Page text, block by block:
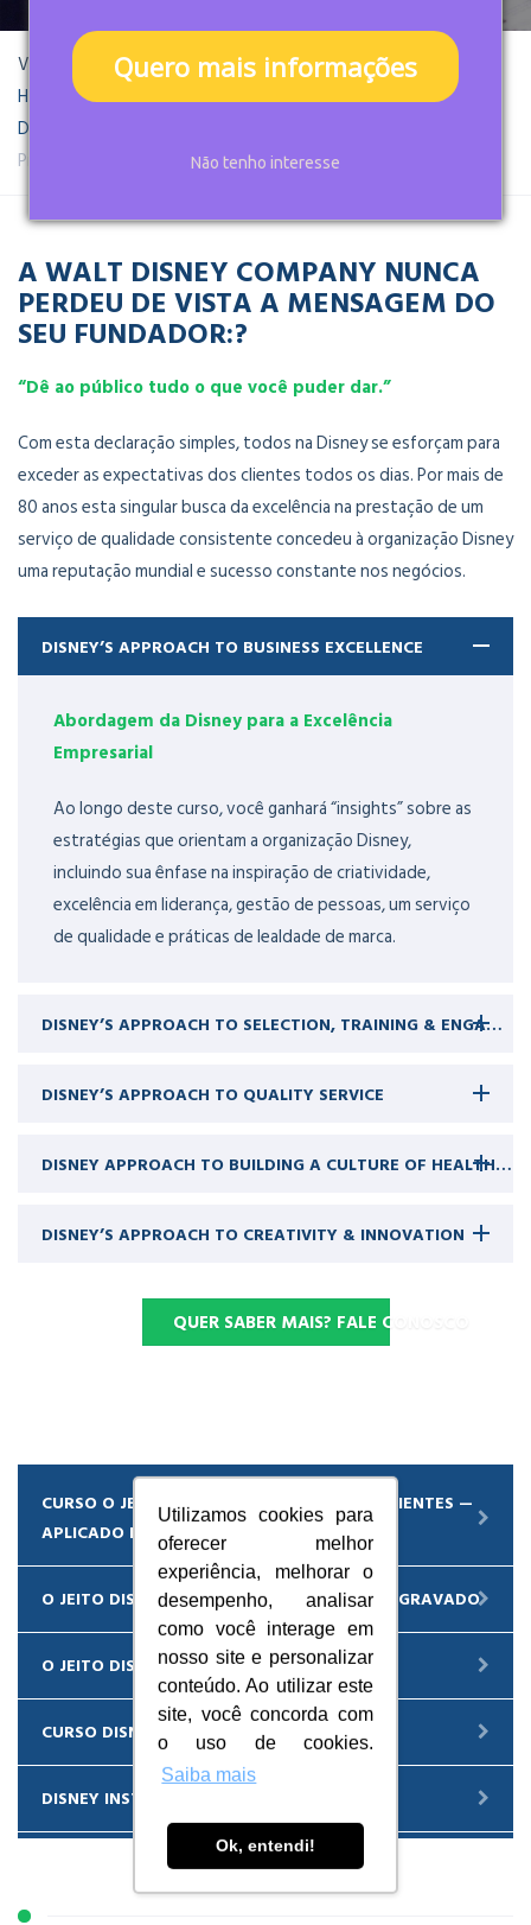
Quero mais informações
Não tenho interesse
Utilizamos cookies para
oferecer melhor
experiência, melhorar o
desempenho, analisar
como você interage em
nosso site e personalizar
conteúdo. Ao utilizar este
site, você concorda com
o uso de cookies.
Saiba mais
Ok, entendi!
Você está aqui:
Home
Escola Nacional de Qualidade de Serviços
Disney Institute no Brasil
Programas Disney Institute no Brasil
A WALT DISNEY COMPANY NUNCA
PERDEU DE VISTA A MENSAGEM DO
SEU FUNDADOR:?
“Dê ao público tudo o que você puder dar.”
Com esta declaração simples, todos na Disney se esforçam para
exceder as expectativas dos clientes todos os dias. Por mais de
80 anos esta singular busca da excelência na prestação de um
serviço de qualidade consistente concedeu à organização Disney
uma reputação mundial e sucesso constante nos negócios.
DISNEY’S APPROACH TO BUSINESS EXCELLENCE
Abordagem da Disney para a Excelência
Empresarial
Ao longo deste curso, você ganhará “insights” sobre as
estratégias que orientam a organização Disney,
incluindo sua ênfase na inspiração de criatividade,
excelência em liderança, gestão de pessoas, um serviço
de qualidade e práticas de lealdade de marca.
DISNEY’S APPROACH TO SELECTION, TRAINING & ENGAGEMENT
DISNEY’S APPROACH TO QUALITY SERVICE
DISNEY APPROACH TO BUILDING A CULTURE OF HEALTHCARE EXCELLENCE
DISNEY’S APPROACH TO CREATIVITY & INNOVATION
QUER SABER MAIS? FALE CONOSCO
CURSO O JEITO DISNEY DE ENCANTAR OS CLIENTES —
APLICADO NA PRÁTICA
O JEITO DISNEY DE ENCANTAR OS CLIENTES GRAVADO
O JEITO DISNEY/PIXAR DE CRIAR E INOVAR
CURSO DISNEY EM ORLANDO
DISNEY INSTITUTE NO BRASIL